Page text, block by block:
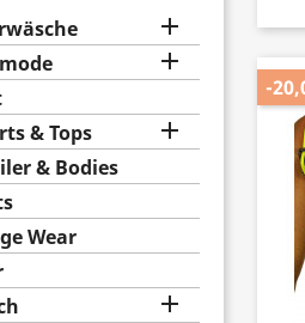


& Tops

& Bodies
Wear

-